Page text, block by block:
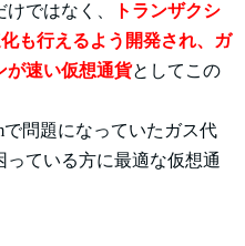
ではなく、
トランザクシ
も行えるよう開発され、ガ
が速い仮想通貨としてこの
で問題になっていたガス代
ている方に最適な仮想通